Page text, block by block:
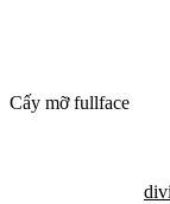
Cấy mỡ fullface